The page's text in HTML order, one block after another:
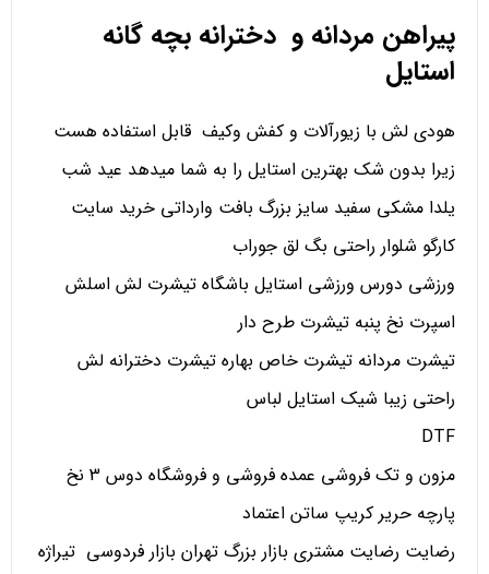
پیراهن مردانه و دخترانه بچه گانه
استایل
هودی لش با زیورآلات و کفش وکیف قابل استفاده هست
زیرا بدون شک بهترین استایل را به شما میدهد عید شب
یلدا مشکی سفید سایز بزرگ بافت وارداتی خرید سایت
کارگو شلوار راحتی بگ لق جوراب
ورزشی دورس ورزشی استایل باشگاه تیشرت لش اسلش
اسپرت نخ پنبه تیشرت طرح دار
تیشرت مردانه تیشرت خاص بهاره تیشرت دخترانه لش
راحتی زیبا شیک استایل لباس
DTF
مزون و تک فروشی عمده فروشی و فروشگاه دوس 3 نخ
پارچه حریر کریپ ساتن اعتماد
رضایت رضایت مشتری بازار بزرگ تهران بازار فردوسی تیراژه